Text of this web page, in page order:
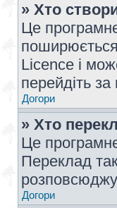
» Хто
Це
поширюється
Licence і
перейдіть
Догори
» Хто
Це
Переклад
Догори